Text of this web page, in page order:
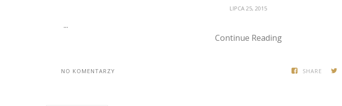
LIPCA 25, 2015
...
Continue Reading
SHARE
NO KOMENTARZY